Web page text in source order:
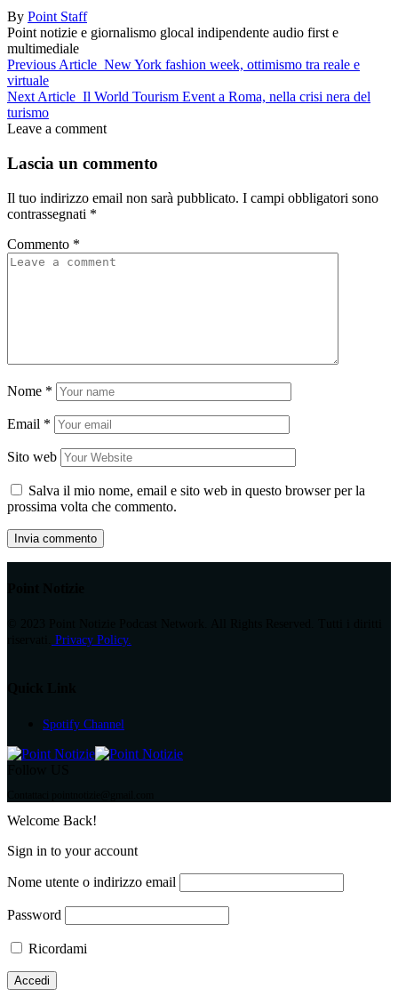
By Point Staff
Point notizie e giornalismo glocal indipendente audio first e
multimediale
Previous Article New York fashion week, ottimismo tra reale e
virtuale
Next Article Il World Tourism Event a Roma, nella crisi nera del
turismo
Leave a comment
Lascia un commento
Il tuo indirizzo email non sarà pubblicato. I campi obbligatori sono
contrassegnati *
Commento *
Nome *
Email *
Sito web
Salva il mio nome, email e sito web in questo browser per la
prossima volta che commento.
Privacy Policy.
Spotify Channel
Welcome Back!
Sign in to your account
Nome utente o indirizzo email
Password
Ricordami